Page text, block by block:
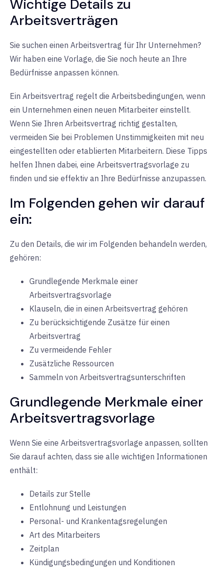
Wichtige Details zu
Arbeitsverträgen
Sie suchen einen Arbeitsvertrag für Ihr Unternehmen?
Wir haben eine Vorlage, die Sie noch heute an Ihre
Bedürfnisse anpassen können.
Ein Arbeitsvertrag regelt die Arbeitsbedingungen, wenn
ein Unternehmen einen neuen Mitarbeiter einstellt.
Wenn Sie Ihren Arbeitsvertrag richtig gestalten,
vermeiden Sie bei Problemen Unstimmigkeiten mit neu
eingestellten oder etablierten Mitarbeitern. Diese Tipps
helfen Ihnen dabei, eine Arbeitsvertragsvorlage zu
finden und sie effektiv an Ihre Bedürfnisse anzupassen.
Im Folgenden gehen wir darauf
ein:
Zu den Details, die wir im Folgenden behandeln werden,
gehören:
Grundlegende Merkmale einer
Arbeitsvertragsvorlage
Klauseln, die in einen Arbeitsvertrag gehören
Zu berücksichtigende Zusätze für einen
Arbeitsvertrag
Zu vermeidende Fehler
Zusätzliche Ressourcen
Sammeln von Arbeitsvertragsunterschriften
Grundlegende Merkmale einer
Arbeitsvertragsvorlage
Wenn Sie eine Arbeitsvertragsvorlage anpassen, sollten
Sie darauf achten, dass sie alle wichtigen Informationen
enthält:
Details zur Stelle
Entlohnung und Leistungen
Personal- und Krankentagsregelungen
Art des Mitarbeiters
Zeitplan
Kündigungsbedingungen und Konditionen